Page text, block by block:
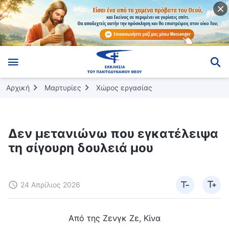
Αρχική Μαρτυρίες Χώρος εργασίας
Δεν μετανιώνω που εγκατέλειψα
τη σίγουρη δουλειά μου
24 Απρίλιος 2026
Από της Ζενγκ Ζε, Κίνα